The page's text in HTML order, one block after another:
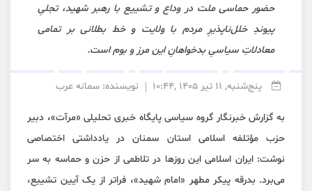
حضور حماسی ملت در وداع و تشییع با رهبر شهید، تجلیِ
پیوندِ خلل‌ناپذیرِ مردم با ولایت و خط بطلانی بر تمامی
معادلاتِ سیاسیِ بدخواهانِ این مرز و بوم است.
پنج‌شنبه, 11 تیر 1405 ,10:44 نویسنده: سمانه عرب
به گزارش خبرنگار گروه سیاسی پایگاه خبری تحلیلی «مرآت»، دبیر
حزب مؤتلفه اسلامی استان سمنان در یادداشتی اختصاصی
نوشت: ایران اسلامی این روزها در تلاطمی از حزن و حماسه به سر
می‌برد. بدرقه پیکر مطهر «امام شهید»، فراتر از یک آیین تشییع،